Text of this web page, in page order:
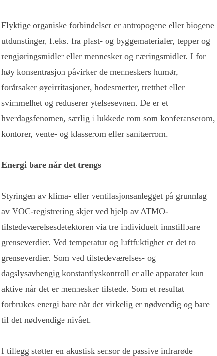
Flyktige organiske forbindelser er antropogene eller biogene
utdunstinger, f.eks. fra plast- og byggematerialer, tepper og
rengjøringsmidler eller mennesker og næringsmidler. I for
høy konsentrasjon påvirker de menneskers humør,
forårsaker øyeirritasjoner, hodesmerter, tretthet eller
svimmelhet og reduserer ytelsesevnen. De er et
hverdagsfenomen, særlig i lukkede rom som konferanserom,
kontorer, vente- og klasserom eller sanitærrom.
Energi bare når det trengs
Styringen av klima- eller ventilasjonsanlegget på grunnlag
av VOC-registrering skjer ved hjelp av ATMO-
tilstedeværelsesdetektoren via tre individuelt innstillbare
grenseverdier. Ved temperatur og luftfuktighet er det to
grenseverdier. Som ved tilstedeværelses- og
dagslysavhengig konstantlyskontroll er alle apparater kun
aktive når det er mennesker tilstede. Som et resultat
forbrukes energi bare når det virkelig er nødvendig og bare
til det nødvendige nivået.
I tillegg støtter en akustisk sensor de passive infrarøde